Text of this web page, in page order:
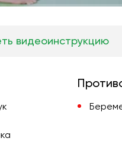
видеоинструкцию